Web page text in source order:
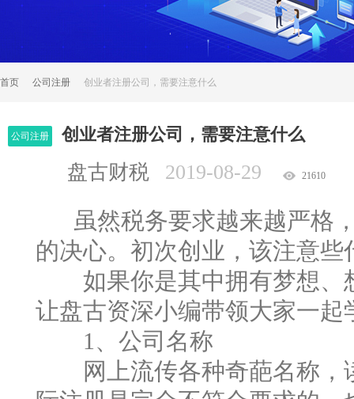
首页 公司注册 创业者注册公司，需要注意什么
公司注册 创业者注册公司，需要注意什么
盘古财税 2019-08-29 21610
虽然税务要求越来越严格
的决心。初次创业，该注意些
如果你是其中拥有梦想、
让盘古资深小编带领大家一起
1、公司名称
网上流传各种奇葩名称，